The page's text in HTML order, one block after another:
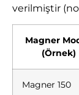
verilmiştir
Magner
(Örnek)
Magner 150